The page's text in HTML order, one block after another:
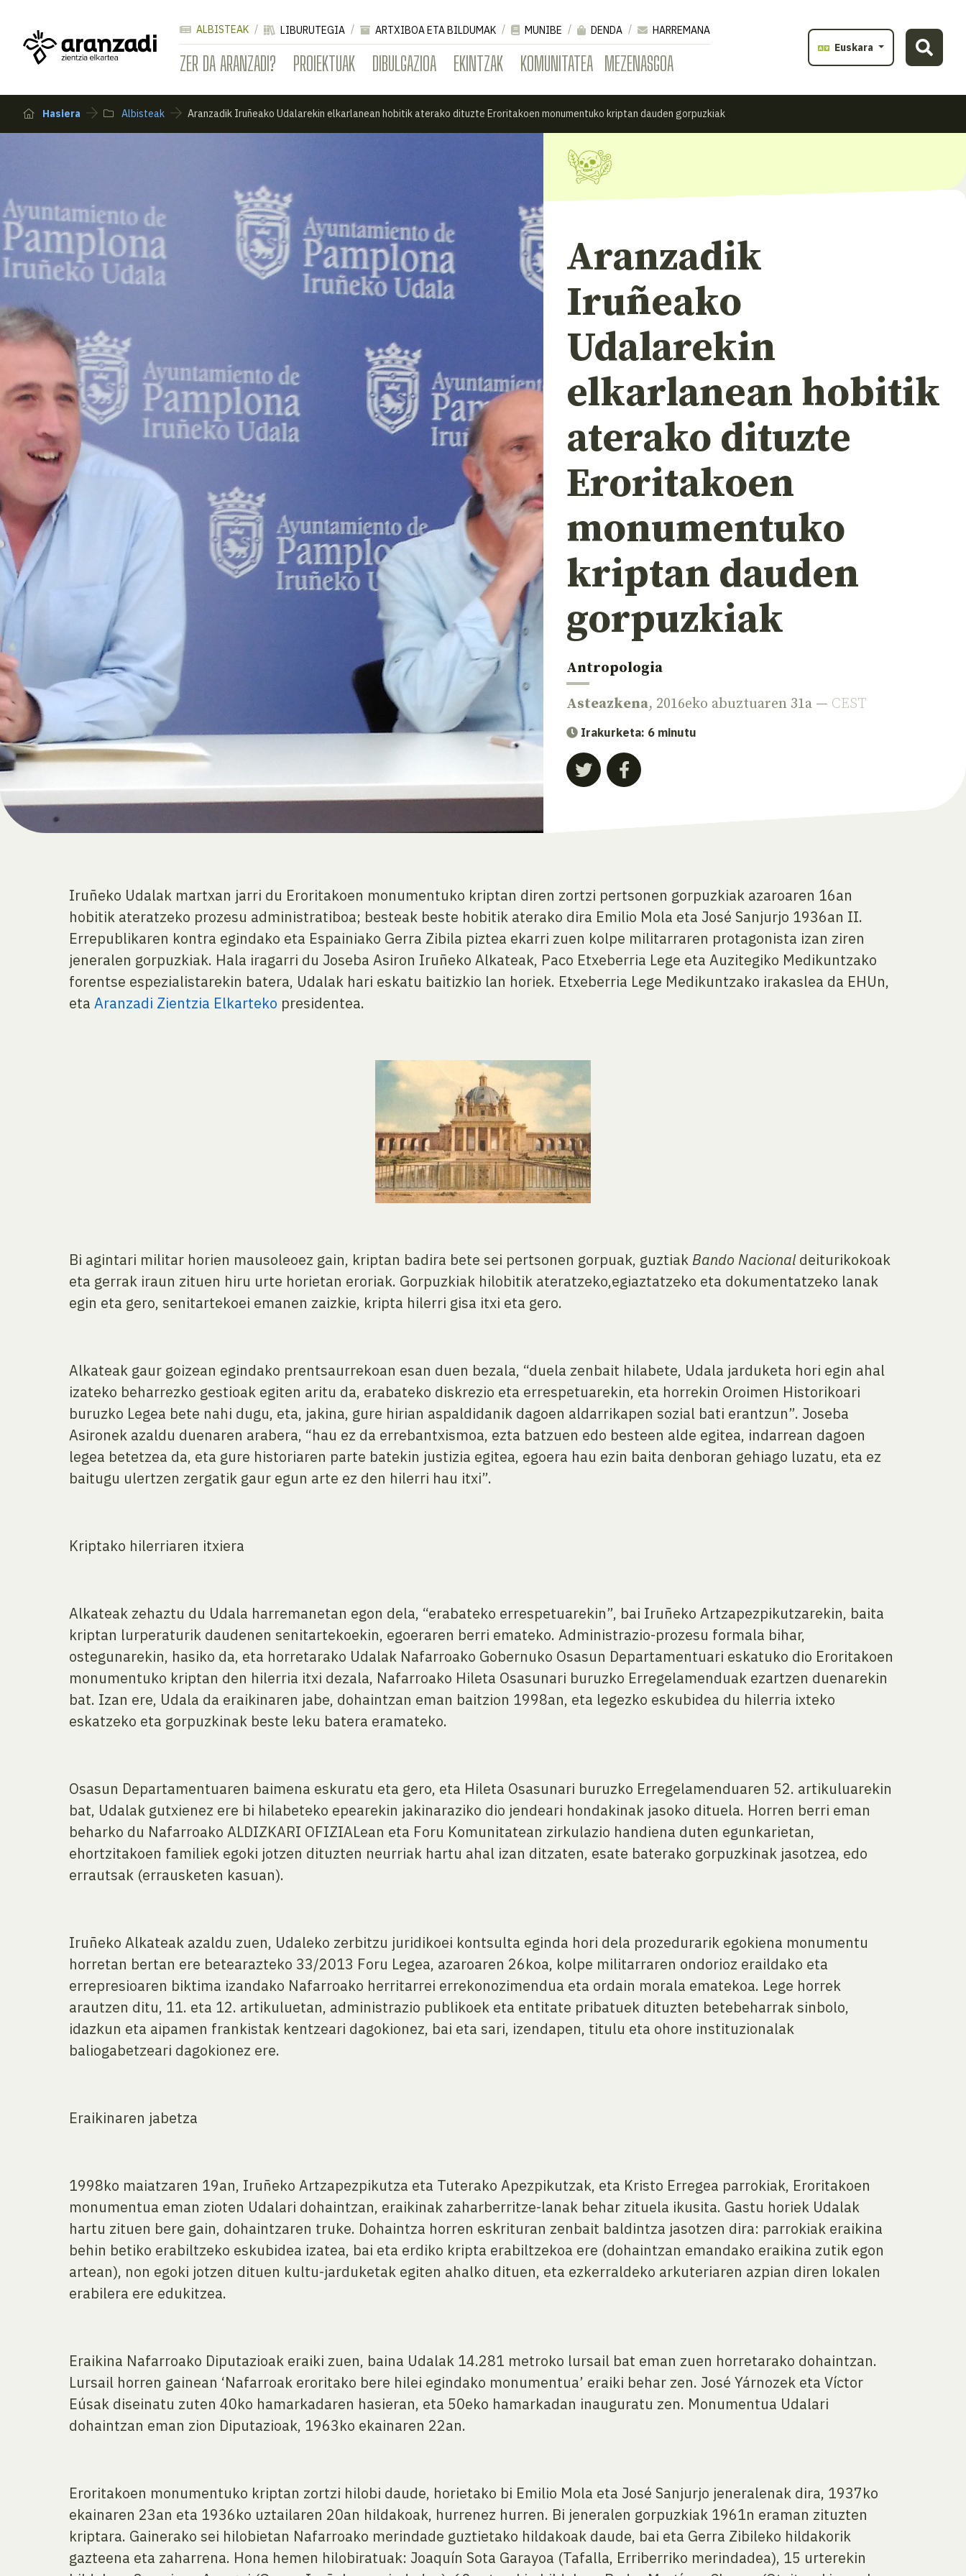
ZER DA ARANZADI? PROIEKTUAK DIBULGAZIOA EKINTZAK KOMUNITATEA MEZENASGOA
ALBISTEAK LIBURUTEGIA ARTXIBOA ETA BILDUMAK MUNIBE DENDA
HARREMANA
Euskara
Hasiera Albisteak Aranzadik Iruñeako Udalarekin elkarlanean hobitik aterako dituzte Eroritakoen monumentuko kriptan dauden gorpuzkiak
Aranzadik
Iruñeako
Udalarekin
elkarlanean hobitik
aterako dituzte
Eroritakoen
monumentuko
kriptan dauden
gorpuzkiak
Antropologia
Asteazkena, 2016eko abuztuaren 31a — CEST
Irakurketa: 6 minutu
Iruñeko Udalak martxan jarri du Eroritakoen monumentuko kriptan diren zortzi pertsonen gorpuzkiak azaroaren 16an
hobitik ateratzeko prozesu administratiboa; besteak beste hobitik aterako dira Emilio Mola eta José Sanjurjo 1936an II.
Errepublikaren kontra egindako eta Espainiako Gerra Zibila piztea ekarri zuen kolpe militarraren protagonista izan ziren
jeneralen gorpuzkiak. Hala iragarri du Joseba Asiron Iruñeko Alkateak, Paco Etxeberria Lege eta Auzitegiko Medikuntzako
forentse espezialistarekin batera, Udalak hari eskatu baitizkio lan horiek. Etxeberria Lege Medikuntzako irakaslea da EHUn,
eta Aranzadi Zientzia Elkarteko presidentea.
Bi agintari militar horien mausoleoez gain, kriptan badira bete sei pertsonen gorpuak, guztiakBando Nacionaldeiturikokoak
eta gerrak iraun zituen hiru urte horietan eroriak. Gorpuzkiak hilobitik ateratzeko,egiaztatzeko eta dokumentatzeko lanak
egin eta gero, senitartekoei emanen zaizkie, kripta hilerri gisa itxi eta gero.
Alkateak gaur goizean egindako prentsaurrekoan esan duen bezala, “duela zenbait hilabete, Udala jarduketa hori egin ahal
izateko beharrezko gestioak egiten aritu da, erabateko diskrezio eta errespetuarekin, eta horrekin Oroimen Historikoari
buruzko Legea bete nahi dugu, eta, jakina, gure hirian aspaldidanik dagoen aldarrikapen sozial bati erantzun”. Joseba
Asironek azaldu duenaren arabera, “hau ez da errebantxismoa, ezta batzuen edo besteen alde egitea, indarrean dagoen
legea betetzea da, eta gure historiaren parte batekin justizia egitea, egoera hau ezin baita denboran gehiago luzatu, eta ez
baitugu ulertzen zergatik gaur egun arte ez den hilerri hau itxi”.
Kriptako hilerriaren itxiera
Alkateak zehaztu du Udala harremanetan egon dela, “erabateko errespetuarekin”, bai Iruñeko Artzapezpikutzarekin, baita
kriptan lurperaturik daudenen senitartekoekin, egoeraren berri emateko. Administrazio-prozesu formala bihar,
ostegunarekin, hasiko da, eta horretarako Udalak Nafarroako Gobernuko Osasun Departamentuari eskatuko dio Eroritakoen
monumentuko kriptan den hilerria itxi dezala, Nafarroako Hileta Osasunari buruzko Erregelamenduak ezartzen duenarekin
bat. Izan ere, Udala da eraikinaren jabe, dohaintzan eman baitzion 1998an, eta legezko eskubidea du hilerria ixteko
eskatzeko eta gorpuzkinak beste leku batera eramateko.
Osasun Departamentuaren baimena eskuratu eta gero, eta Hileta Osasunari buruzko Erregelamenduaren 52. artikuluarekin
bat, Udalak gutxienez ere bi hilabeteko epearekin jakinaraziko dio jendeari hondakinak jasoko dituela. Horren berri eman
beharko du Nafarroako ALDIZKARI OFIZIALean eta Foru Komunitatean zirkulazio handiena duten egunkarietan,
ehortzitakoen familiek egoki jotzen dituzten neurriak hartu ahal izan ditzaten, esate baterako gorpuzkinak jasotzea, edo
errautsak (errausketen kasuan).
Iruñeko Alkateak azaldu zuen, Udaleko zerbitzu juridikoei kontsulta eginda hori dela prozedurarik egokiena monumentu
horretan bertan ere betearazteko 33/2013 Foru Legea, azaroaren 26koa, kolpe militarraren ondorioz eraildako eta
errepresioaren biktima izandako Nafarroako herritarrei errekonozimendua eta ordain morala ematekoa. Lege horrek
arautzen ditu, 11. eta 12. artikuluetan, administrazio publikoek eta entitate pribatuek dituzten betebeharrak sinbolo,
idazkun eta aipamen frankistak kentzeari dagokionez, bai eta sari, izendapen, titulu eta ohore instituzionalak
baliogabetzeari dagokionez ere.
Eraikinaren jabetza
1998ko maiatzaren 19an, Iruñeko Artzapezpikutza eta Tuterako Apezpikutzak, eta Kristo Erregea parrokiak, Eroritakoen
monumentua eman zioten Udalari dohaintzan, eraikinak zaharberritze-lanak behar zituela ikusita. Gastu horiek Udalak
hartu zituen bere gain, dohaintzaren truke. Dohaintza horren eskrituran zenbait baldintza jasotzen dira: parrokiak eraikina
behin betiko erabiltzeko eskubidea izatea, bai eta erdiko kripta erabiltzekoa ere (dohaintzan emandako eraikina zutik egon
artean), non egoki jotzen dituen kultu-jarduketak egiten ahalko dituen, eta ezkerraldeko arkuteriaren azpian diren lokalen
erabilera ere edukitzea.
Eraikina Nafarroako Diputazioak eraiki zuen, baina Udalak 14.281 metroko lursail bat eman zuen horretarako dohaintzan.
Lursail horren gainean ‘Nafarroak eroritako bere hilei egindako monumentua’ eraiki behar zen. José Yárnozek eta Víctor
Eúsak diseinatu zuten 40ko hamarkadaren hasieran, eta 50eko hamarkadan inauguratu zen. Monumentua Udalari
dohaintzan eman zion Diputazioak, 1963ko ekainaren 22an.
Eroritakoen monumentuko kriptan zortzi hilobi daude, horietako bi Emilio Mola eta José Sanjurjo jeneralenak dira, 1937ko
ekainaren 23an eta 1936ko uztailaren 20an hildakoak, hurrenez hurren. Bi jeneralen gorpuzkiak 1961n eraman zituzten
kriptara. Gainerako sei hilobietan Nafarroako merindade guztietako hildakoak daude, bai eta Gerra Zibileko hildakorik
gazteena eta zaharrena. Hona hemen hilobiratuak: Joaquín Sota Garayoa (Tafalla, Erriberriko merindadea), 15 urterekin